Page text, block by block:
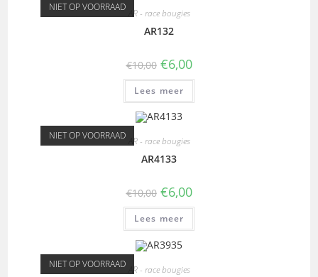
NIET OP VOORRAAD AR - race bougies
AR132
€10,00 €6,00
Lees meer
NIET OP VOORRAAD AR - race bougies
AR4133
€10,00 €6,00
Lees meer
NIET OP VOORRAAD AR - race bougies